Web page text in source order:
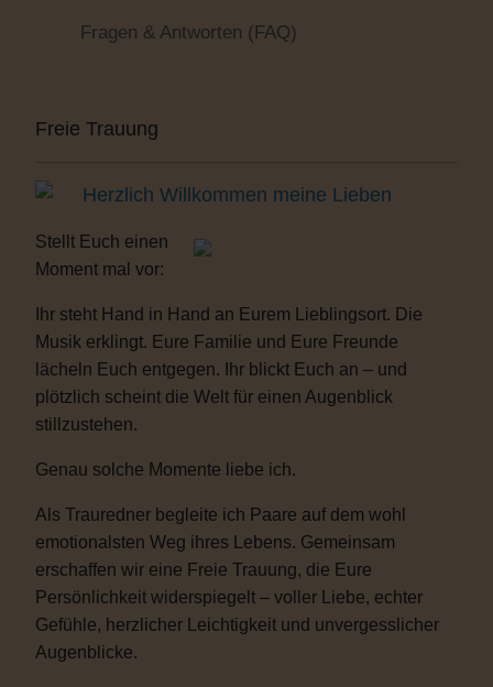
Fragen & Antworten (FAQ)
Freie Trauung
Herzlich Willkommen meine Lieben
Stellt Euch einen
Moment mal vor:
Ihr steht Hand in Hand an Eurem Lieblingsort. Die
Musik erklingt. Eure Familie und Eure Freunde
lächeln Euch entgegen. Ihr blickt Euch an – und
plötzlich scheint die Welt für einen Augenblick
stillzustehen.
Genau solche Momente liebe ich.
Als Trauredner begleite ich Paare auf dem wohl
emotionalsten Weg ihres Lebens. Gemeinsam
erschaffen wir eine Freie Trauung, die Eure
Persönlichkeit widerspiegelt – voller Liebe, echter
Gefühle, herzlicher Leichtigkeit und unvergesslicher
Augenblicke.